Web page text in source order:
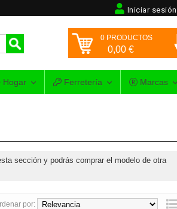
Iniciar sesión
0 PRODUCTOS
0,00 €
Hogar Ferretería Marcas
sección y podrás comprar el modelo de otra
por: